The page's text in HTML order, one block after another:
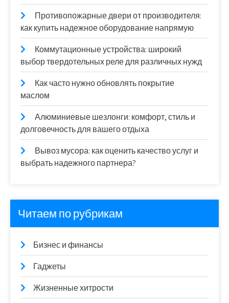
Противопожарные двери от производителя:
как купить надежное оборудование напрямую
Коммутационные устройства: широкий
выбор твердотельных реле для различных нужд
Как часто нужно обновлять покрытие
маслом
Алюминиевые шезлонги: комфорт, стиль и
долговечность для вашего отдыха
Вывоз мусора: как оценить качество услуг и
выбрать надежного партнера?
Читаем по рубрикам
Бизнес и финансы
Гаджеты
Жизненные хитрости